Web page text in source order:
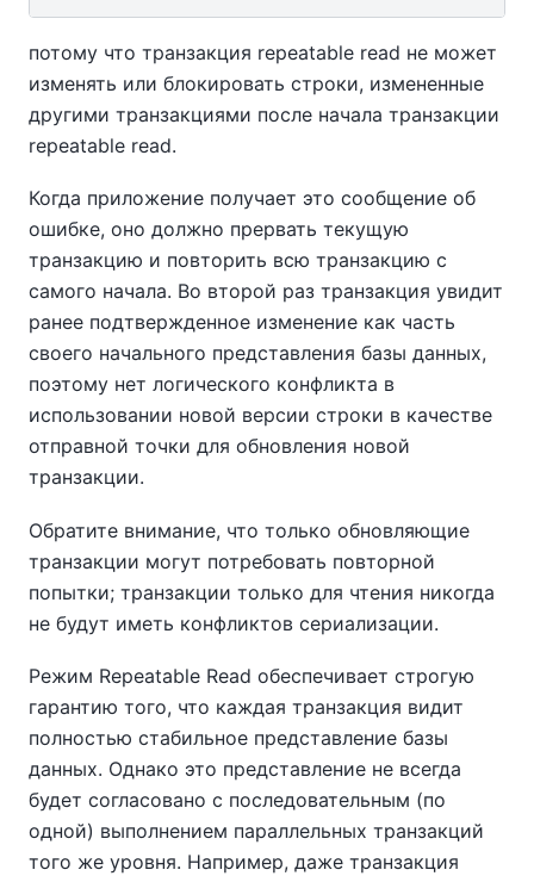
потому что транзакция repeatable read не может
изменять или блокировать строки, измененные
другими транзакциями после начала транзакции
repeatable read.
Когда приложение получает это сообщение об
ошибке, оно должно прервать текущую
транзакцию и повторить всю транзакцию с
самого начала. Во второй раз транзакция увидит
ранее подтвержденное изменение как часть
своего начального представления базы данных,
поэтому нет логического конфликта в
использовании новой версии строки в качестве
отправной точки для обновления новой
транзакции.
Обратите внимание, что только обновляющие
транзакции могут потребовать повторной
попытки; транзакции только для чтения никогда
не будут иметь конфликтов сериализации.
Режим Repeatable Read обеспечивает строгую
гарантию того, что каждая транзакция видит
полностью стабильное представление базы
данных. Однако это представление не всегда
будет согласовано с последовательным (по
одной) выполнением параллельных транзакций
того же уровня. Например, даже транзакция